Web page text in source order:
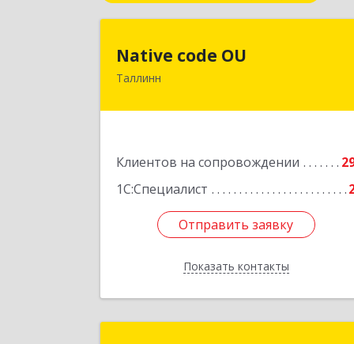
Native code OU
Таллинн
Клиентов на сопровождении
1С:Специалист
Отправить заявку
Показать контакты
13424, Estonia, Tallinn, Varese tn.10A-
Отправить заявку
Назад